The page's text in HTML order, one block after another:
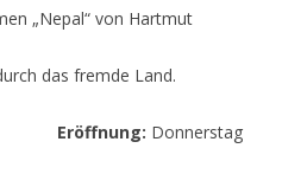
„Nepal“ von Hartmut
das fremde Land.
Eröffnung: Donnerstag